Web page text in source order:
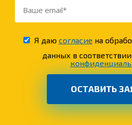
Я даю согласие на
данных в соответствии